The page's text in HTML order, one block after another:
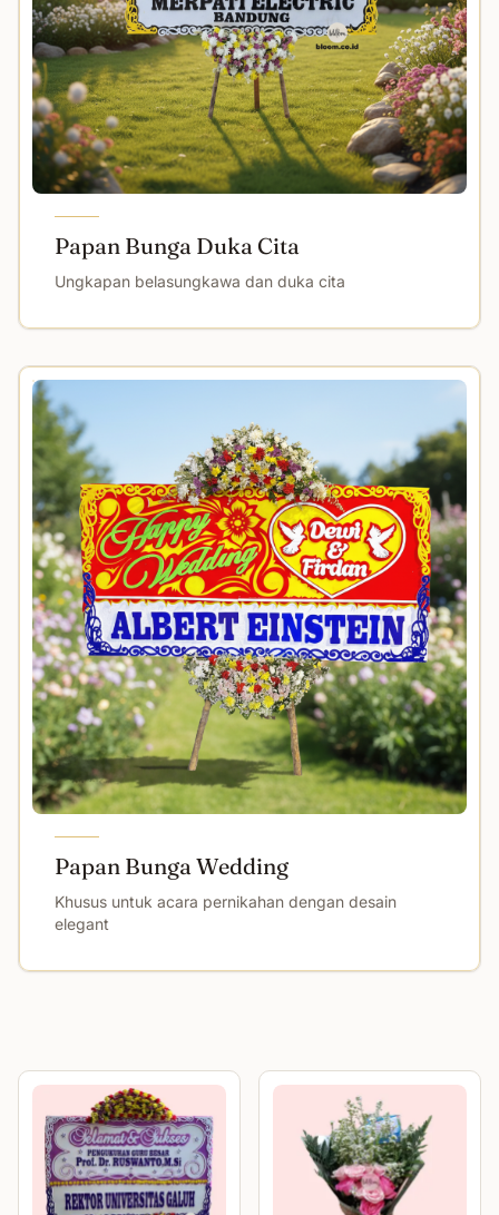
Papan Bunga Duka Cita
Ungkapan belasungkawa dan duka cita
Papan Bunga Wedding
Khusus untuk acara pernikahan dengan desain
elegant